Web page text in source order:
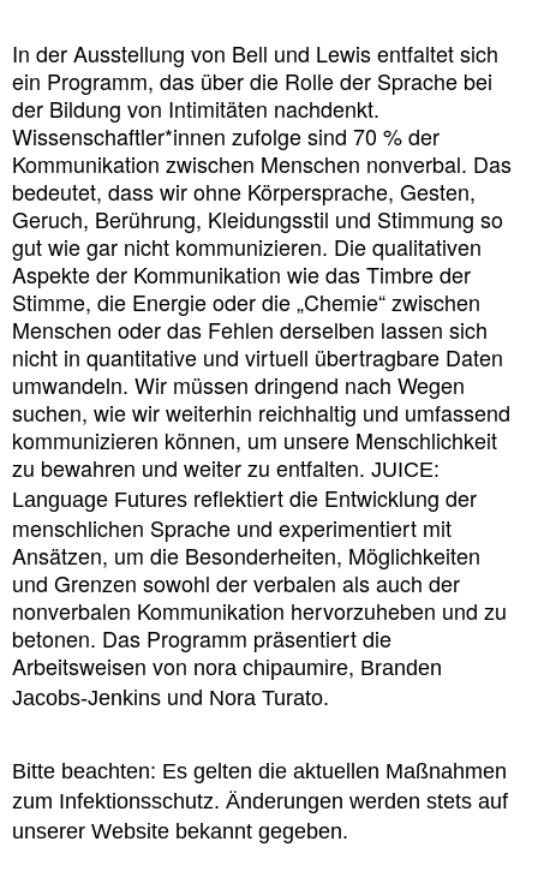
In der Ausstellung von Bell und Lewis entfaltet sich
ein Programm, das über die Rolle der Sprache bei
der Bildung von Intimitäten nachdenkt.
Wissenschaftler*innen zufolge sind 70 % der
Kommunikation zwischen Menschen nonverbal. Das
bedeutet, dass wir ohne Körpersprache, Gesten,
Geruch, Berührung, Kleidungsstil und Stimmung so
gut wie gar nicht kommunizieren. Die qualitativen
Aspekte der Kommunikation wie das Timbre der
Stimme, die Energie oder die „Chemie“ zwischen
Menschen oder das Fehlen derselben lassen sich
nicht in quantitative und virtuell übertragbare Daten
umwandeln. Wir müssen dringend nach Wegen
suchen, wie wir weiterhin reichhaltig und umfassend
kommunizieren können, um unsere Menschlichkeit
zu bewahren und weiter zu entfalten. JUICE:
Language Futures reflektiert die Entwicklung der
menschlichen Sprache und experimentiert mit
Ansätzen, um die Besonderheiten, Möglichkeiten
und Grenzen sowohl der verbalen als auch der
nonverbalen Kommunikation hervorzuheben und zu
betonen. Das Programm präsentiert die
Arbeitsweisen von nora chipaumire, Branden
Jacobs-Jenkins und Nora Turato.
Bitte beachten: Es gelten die aktuellen Maßnahmen
zum Infektionsschutz. Änderungen werden stets auf
unserer Website bekannt gegeben.